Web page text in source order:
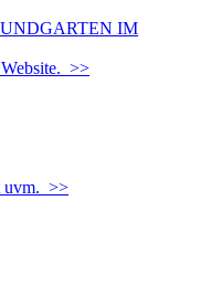
IM
Website. >>
uvm. >>